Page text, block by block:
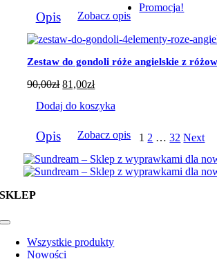
Opis Zobacz opis
Promocja!
Zestaw do gondoli róże angielskie z
90,00zł 81,00zł
Dodaj do koszyka
Opis Zobacz opis 1 2 … 32 Next
SKLEP
Toggle
NavigationWszystkie produkty
Nowości